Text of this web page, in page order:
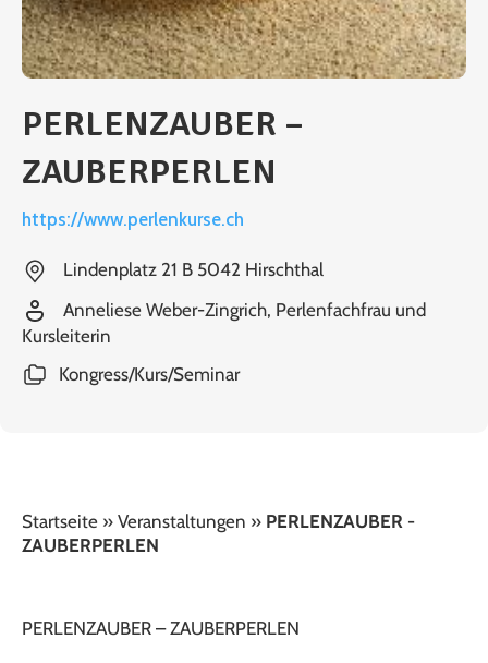
PERLENZAUBER –
ZAUBERPERLEN
https://www.perlenkurse.ch
Lindenplatz 21 B 5042 Hirschthal
Anneliese Weber-Zingrich, Perlenfachfrau und
Kursleiterin
Kongress/Kurs/Seminar
Startseite » Veranstaltungen » PERLENZAUBER -
ZAUBERPERLEN
PERLENZAUBER – ZAUBERPERLEN